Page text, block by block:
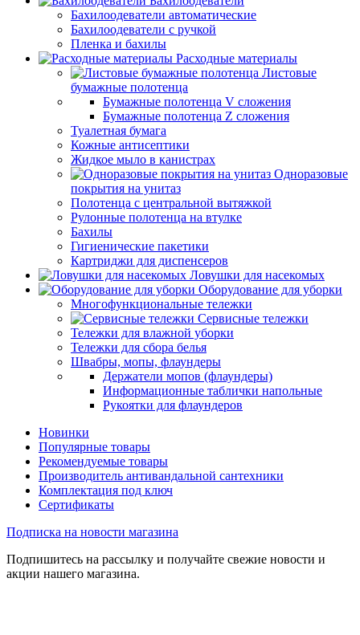
Бахилоодеватели автоматические
Бахилоодеватели с ручкой
Пленка и бахилы
Расходные материалы
Листовые
бумажные полотенца
Бумажные полотенца V сложения
Бумажные полотенца Z сложения
Туалетная бумага
Кожные антисептики
Жидкое мыло в канистрах
Одноразовые
покрытия на унитаз
Полотенца с центральной вытяжкой
Рулонные полотенца на втулке
Бахилы
Гигиенические пакетики
Картриджи для диспенсеров
Ловушки для насекомых
Оборудование для уборки
Многофункциональные тележки
Сервисные тележки
Тележки для влажной уборки
Тележки для сбора белья
Швабры, мопы, флаундеры
Держатели мопов (флаундеры)
Информационные таблички напольные
Рукоятки для флаундеров
Новинки
Популярные товары
Рекомендуемые товары
Производитель антивандальной сантехники
Комплектация под ключ
Сертификаты
Подписка на новости магазина
Подпишитесь на рассылку и получайте свежие новости и
акции нашего магазина.